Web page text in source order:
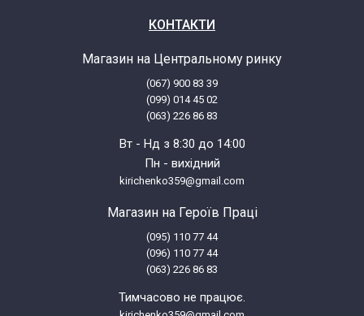
КОНТАКТИ
Магазин на Центральному ринку
(067) 900 83 39
(099) 014 45 02
(063) 226 86 83
Вт - Нд з 8:30 до 14:00
Пн - вихідний
kirichenko359@gmail.com
Магазин на Героїв Праці
(095) 110 77 44
(096) 110 77 44
(063) 226 86 83
Тимчасово не працює.